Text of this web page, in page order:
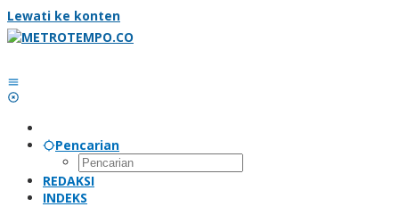
Lewati ke konten
Pencarian
REDAKSI
INDEKS